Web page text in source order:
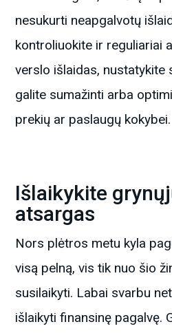
nesukurti neapgalvotų
kontroliuokite ir reguliariai
verslo išlaidas, nustatykite
galite sumažinti arba
prekių ar paslaugų kokybei.
Išlaikykite
atsargas
Nors plėtros metu kyla
visą pelną, vis tik nuo šio
susilaikyti. Labai svarbu
išlaikyti finansinę pagalvę.